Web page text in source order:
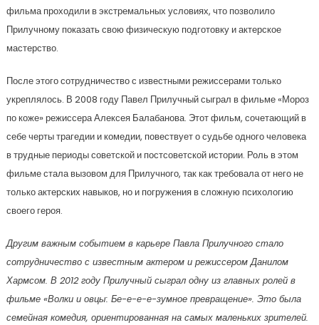
фильма проходили в экстремальных условиях, что позволило
Прилучному показать свою физическую подготовку и актерское
мастерство.
После этого сотрудничество с известными режиссерами только
укреплялось. В 2008 году Павел Прилучный сыграл в фильме «Мороз
по коже» режиссера Алексея Балабанова. Этот фильм, сочетающий в
себе черты трагедии и комедии, повествует о судьбе одного человека
в трудные периоды советской и постсоветской истории. Роль в этом
фильме стала вызовом для Прилучного, так как требовала от него не
только актерских навыков, но и погружения в сложную психологию
своего героя.
Другим важным событием в карьере Павла Прилучного стало
сотрудничество с известным актером и режиссером Данилом
Хармсом. В 2012 году Прилучный сыграл одну из главных ролей в
фильме «Волки и овцы: Бе-е-е-е-зумное превращение». Это была
семейная комедия, ориентированная на самых маленьких зрителей.